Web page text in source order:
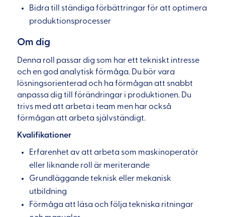
Bidra till ständiga förbättringar för att optimera
produktionsprocesser
Om dig
Denna roll passar dig som har ett tekniskt intresse
och en god analytisk förmåga. Du bör vara
lösningsorienterad och ha förmågan att snabbt
anpassa dig till förändringar i produktionen. Du
trivs med att arbeta i team men har också
förmågan att arbeta självständigt.
Kvalifikationer
Erfarenhet av att arbeta som maskinoperatör
eller liknande roll är meriterande
Grundläggande teknisk eller mekanisk
utbildning
Förmåga att läsa och följa tekniska ritningar